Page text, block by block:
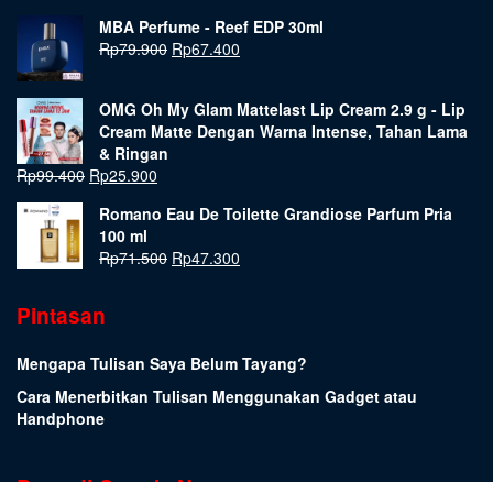
MBA Perfume - Reef EDP 30ml
Rp79.900 Rp67.400
OMG Oh My Glam Mattelast Lip Cream 2.9 g - Lip
Cream Matte Dengan Warna Intense, Tahan Lama
& Ringan
Rp99.400 Rp25.900
Romano Eau De Toilette Grandiose Parfum Pria
100 ml
Rp71.500 Rp47.300
Pintasan
Mengapa Tulisan Saya Belum Tayang?
Cara Menerbitkan Tulisan Menggunakan Gadget atau
Handphone